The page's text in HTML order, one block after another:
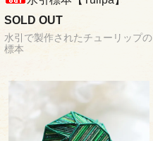
SOLD OUT
水引で製作されたチューリップの
標本